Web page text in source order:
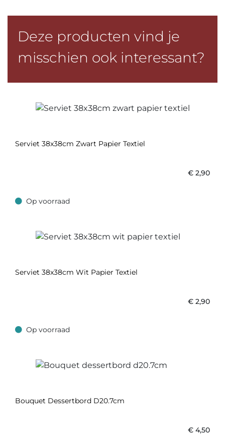
Deze producten vind je
misschien ook interessant?
Serviet 38x38cm Zwart Papier Textiel
€ 2,90
Op voorraad
Op voorraad
Serviet 38x38cm Wit Papier Textiel
€ 2,90
Op voorraad
Op voorraad
Bouquet Dessertbord D20.7cm
€ 4,50